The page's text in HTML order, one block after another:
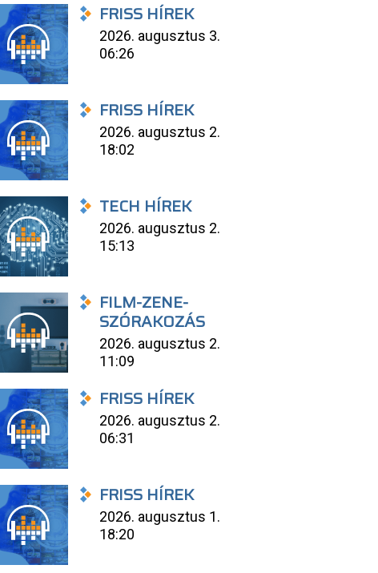
FRISS HÍREK
2026. augusztus 3.
06:26
FRISS HÍREK
2026. augusztus 2.
18:02
TECH HÍREK
2026. augusztus 2.
15:13
FILM-ZENE-
SZÓRAKOZÁS
2026. augusztus 2.
11:09
FRISS HÍREK
2026. augusztus 2.
06:31
FRISS HÍREK
2026. augusztus 1.
18:20